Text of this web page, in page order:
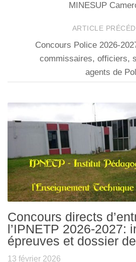
MINESUP
ARTICLE
Concours Police 2026-
commissaires, officiers,
agents de
Concours directs
l’IPNETP 2026-2027:
épreuves et dossier
13 février 2026